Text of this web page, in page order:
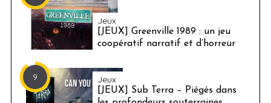
Jeux
[JEUX] Greenville 1989 : un jeu
coopératif narratif et d’horreur
9 Jeux
[JEUX] Sub Terra – Piégés dans